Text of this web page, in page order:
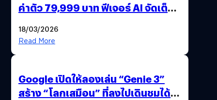
ค่าตัว 79,999 บาท ฟีเจอร์ AI จัดเต็ม
18/03/2026
Read More
Google เปิดให้ลองเล่น “Genie 3”
สร้าง “โลกเสมือน” ที่ลงไปเดินชมได้